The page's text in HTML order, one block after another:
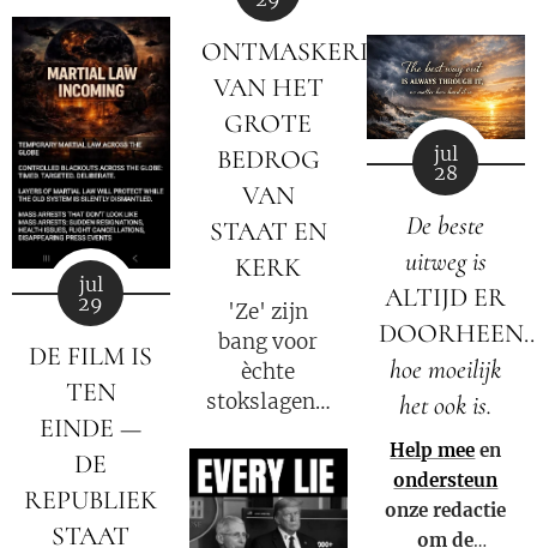
gezamenlijk
voorkomen
dat iemand
ooit nog een
nieuwe Fauci
kan worden.
omgeleid.
jul
29
DE FILM IS
TEN
EINDE —
DE
REPUBLIEK
STAAT
ONTMASKERING
VAN HET
GROTE
BEDROG
VAN
STAAT EN
KERK
'Ze' zijn
bang voor
èchte
stokslagen...
genezing
laat emoties
stromen. We
nu toe heeft
gedaan
opnieuw
volledig op
zijn kop!
jul
28
De beste
uitweg is
ALTIJD ER
hoe moeilijk
het ook is.
Help mee en
ondersteun
onze redactie
om de